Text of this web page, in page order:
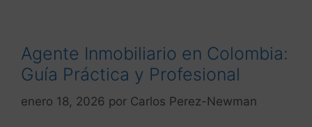
Agente Inmobiliario en Colombia:
Guía Práctica y Profesional
enero 18, 2026 por Carlos Perez-Newman